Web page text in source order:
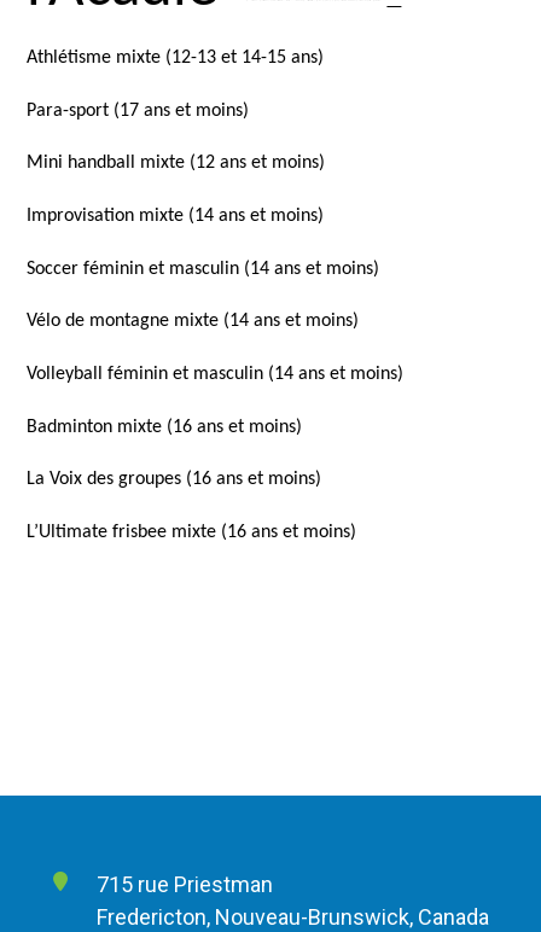
Athlétisme mixte (12-13 et 14-15 ans)
Para-sport (17 ans et moins)
Mini handball mixte (12 ans et moins)
Improvisation mixte (14 ans et moins)
Soccer féminin et masculin (14 ans et moins)
Vélo de montagne mixte (14 ans et moins)
Volleyball féminin et masculin (14 ans et moins)
Badminton mixte (16 ans et moins)
La Voix des groupes (16 ans et moins)
L’Ultimate frisbee mixte (16 ans et moins)
715 rue Priestman
Fredericton, Nouveau-Brunswick, Canada